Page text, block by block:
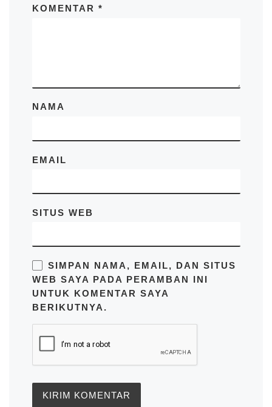
KOMENTAR *
NAMA
EMAIL
SITUS WEB
SIMPAN NAMA, EMAIL, DAN SITUS
WEB SAYA PADA PERAMBAN INI
UNTUK KOMENTAR SAYA
BERIKUTNYA.